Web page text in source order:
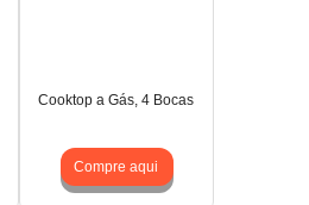
Cooktop a Gás, 4 Bocas
Compre aqui